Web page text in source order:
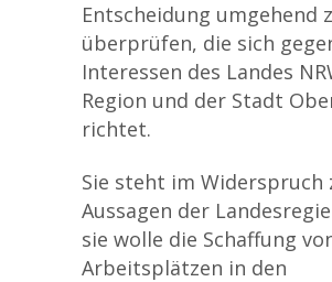
Entscheidung umgehend
überprüfen, die sich
Interessen des Landes
Region und der Stadt
richtet.
Sie steht im Widerspruch
Aussagen der
sie wolle die Schaffung
Arbeitsplätzen in den